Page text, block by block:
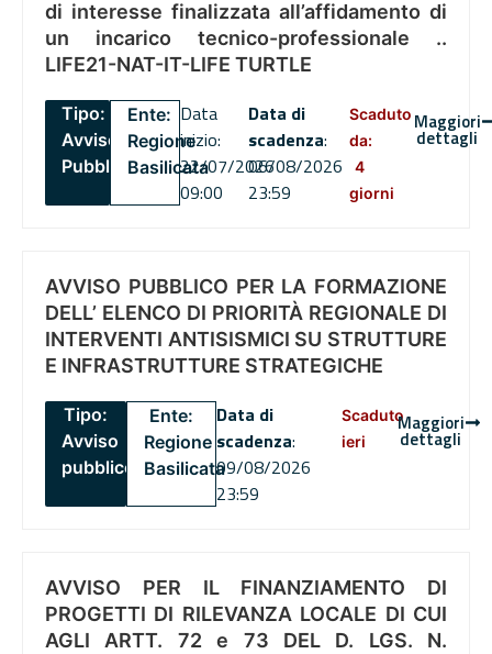
di interesse finalizzata all’affidamento di
un incarico tecnico-professionale ..
LIFE21-NAT-IT-LIFE TURTLE
Tipo:
Avviso
Pubblico
Ente:
Regione
Basilicata
Data
inizio:
22/07/2026
09:00
Data di
scadenza:
06/08/2026
23:59
Scaduto
da:
4
giorni
Maggiori
dettagli
AVVISO PUBBLICO PER LA FORMAZIONE
DELL’ ELENCO DI PRIORITÀ REGIONALE DI
INTERVENTI ANTISISMICI SU STRUTTURE
E INFRASTRUTTURE STRATEGICHE
Tipo:
Avviso
pubblico
Ente:
Regione
Basilicata
Data di
scadenza:
09/08/2026
23:59
Scaduto
ieri
Maggiori
dettagli
AVVISO PER IL FINANZIAMENTO DI
PROGETTI DI RILEVANZA LOCALE DI CUI
AGLI ARTT. 72 e 73 DEL D. LGS. N.